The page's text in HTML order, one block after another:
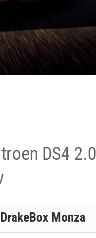
DS4 2.0
DrakeBox Monza